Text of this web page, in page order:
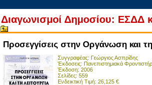
Διαγωνισμοί Δημοσίου: ΕΣΔΔ
Προσεγγίσεις στην Οργάνωση και
Συγγραφέας: Γεώργιος Ασπρίδης
Έκδοσεις: Πανεπιστημιακά
Έκδοση: 2006
Σελίδες: 559
Ενδεικτική Τιμή: 26,125 €